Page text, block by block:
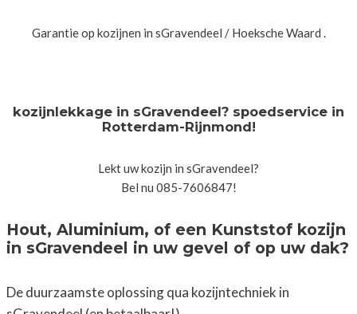
Garantie op kozijnen in sGravendeel / Hoeksche Waard .
kozijnlekkage in sGravendeel? spoedservice in
Rotterdam-Rijnmond!
Lekt uw kozijn in sGravendeel?
Bel nu 085-7606847!
Hout, Aluminium, of een Kunststof kozijn
in sGravendeel in uw gevel of op uw dak?
De duurzaamste oplossing qua kozijntechniek in